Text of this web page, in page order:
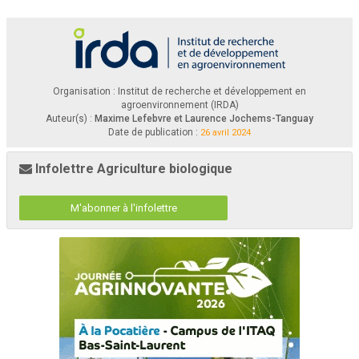
Responsable scientifique
SUIVI DE POPULATION ET ESSAI
EXPLORATOIRE DE TECHNIQUES
ALTERNATIVES DE LUTTE CONTRE LA
FIANCÉE DANS LE CHOU CHINOIS
uré é du projét
No dé projét: 7393287
Organisation : Institut de recherche et développement en
agroenvironnement (IRDA)
Auteur(s) : Maxime Lefebvre et Laurence Jochems-Tanguay
Date de publication : 26 avril 2024
Infolettre Agriculture biologique
M'abonner à l'infolettre